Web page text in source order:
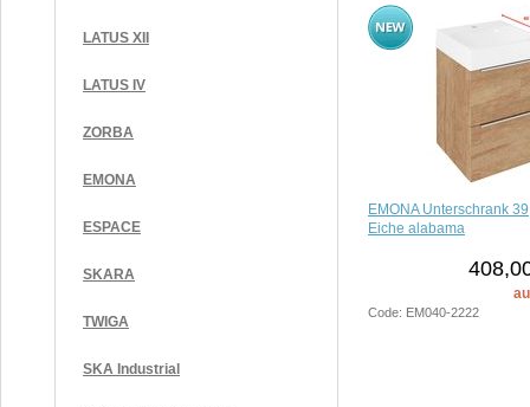
LATUS XII
LATUS IV
ZORBA
EMONA
ESPACE
SKARA
TWIGA
SKA Industrial
EMONA Unterschrank
Eiche alabama
Code: EM040-2222